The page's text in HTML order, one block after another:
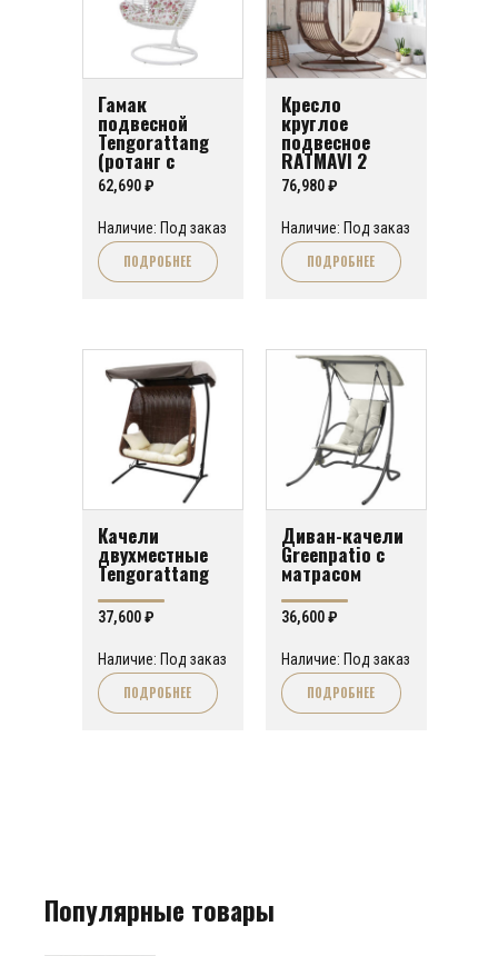
Гамак
подвесной
Tengorattang
(ротанг с
подушками))
62,690₽
Наличие: Под заказ
ПОДРОБНЕЕ
Кресло
круглое
подвесное
RATMAVI 2
76,980₽
Наличие: Под заказ
ПОДРОБНЕЕ
Качели
двухместные
Tengorattang
37,600₽
Наличие: Под заказ
ПОДРОБНЕЕ
Диван-качели
Greenpatio с
матрасом
36,600₽
Наличие: Под заказ
ПОДРОБНЕЕ
Популярные товары